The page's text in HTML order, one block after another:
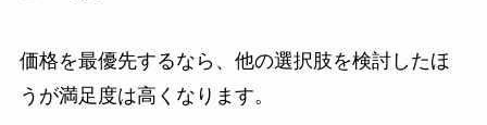
価格を最優先するなら、他の選択肢を検討したほ
うが満足度は高くなります。